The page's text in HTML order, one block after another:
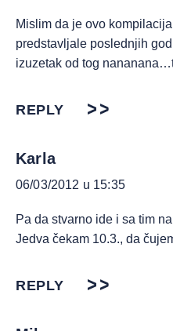
Mislim da je ovo
predstavljale poslednjih
izuzetak od tog
REPLY
Karla
06/03/2012 u 15:35
Pa da stvarno ide i sa tim
Jedva čekam 10.3., da
REPLY